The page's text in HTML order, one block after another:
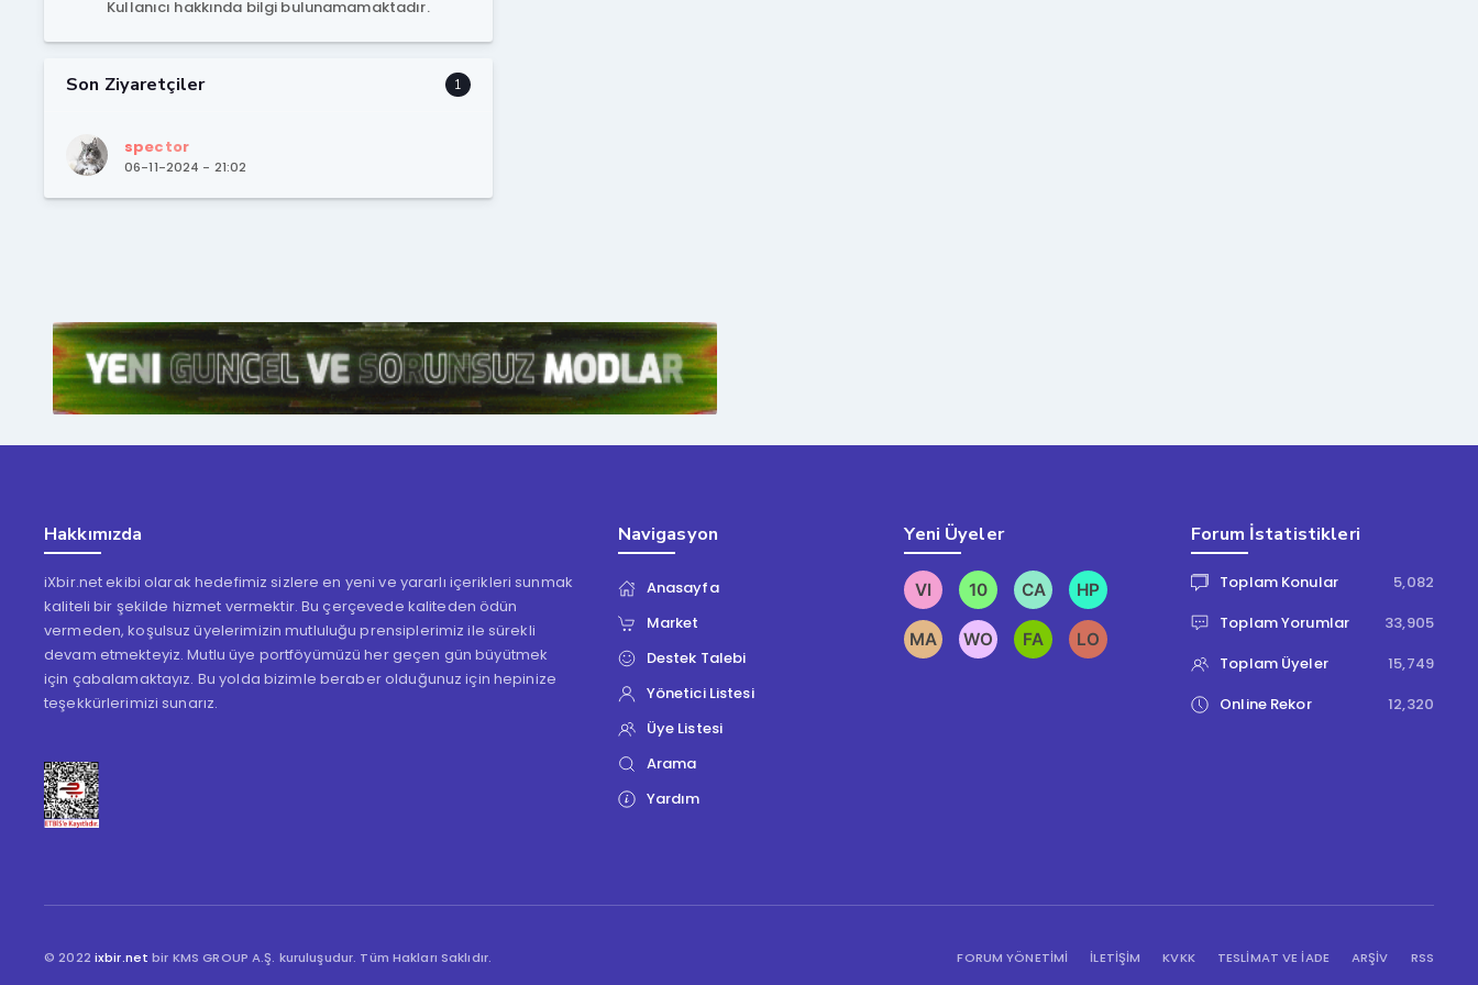
Kullanıcı hakkında bilgi bulunamamaktadır.
1
Son Ziyaretçiler
spector
06-11-2024 - 21:02
Hakkımızda
iXbir.net ekibi olarak hedefimiz sizlere en yeni ve yararlı içerikleri sunmak
kaliteli bir şekilde hizmet vermektir. Bu çerçevede kaliteden ödün
vermeden, koşulsuz üyelerimizin mutluluğu prensiplerimiz ile sürekli
devam etmekteyiz. Mutlu üye portföyümüzü her geçen gün büyütmek
için çabalamaktayız. Bu yolda bizimle beraber olduğunuz için hepinize
teşekkürlerimizi sunarız.
Navigasyon
Anasayfa
Market
Destek Talebi
Yönetici Listesi
Üye Listesi
Arama
Yardım
Yeni Üyeler Forum İstatistikleri
Toplam Konular
5,082
Toplam Yorumlar
33,905
Toplam Üyeler
15,749
Online Rekor
12,320
© 2022 ixbir.net bir KMS GROUP A.Ş. kuruluşudur. Tüm Hakları Saklıdır. FORUM YÖNETIMI İLETİŞİM KVKK TESLIMAT VE İADE ARŞIV RSS